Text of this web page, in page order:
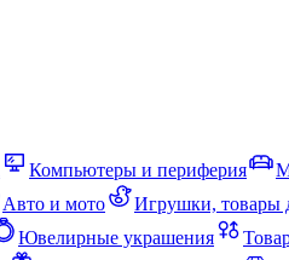
Компьютеры и периферия
Авто и мото Игрушки, товары
Ювелирные украшения